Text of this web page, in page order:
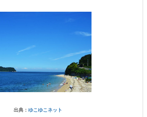
出典： ゆこゆこネット